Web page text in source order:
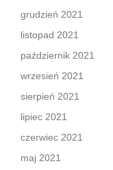
grudzień 2021
listopad 2021
październik 2021
wrzesień 2021
sierpień 2021
lipiec 2021
czerwiec 2021
maj 2021